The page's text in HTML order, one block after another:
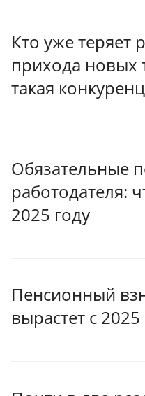
Кто уже теряет
прихода новых
такая
Обязательные
работодателя:
2025 году
Пенсионный
вырастет с 2025